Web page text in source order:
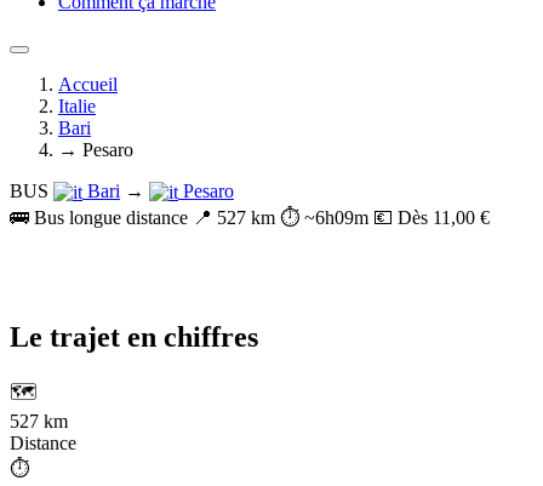
Accueil
Italie
Bari
→ Pesaro
BUS
Bari →
Pesaro
🚌 Bus longue distance 📍 527 km ⏱️ ~6h09m 💶 Dès 11,00 €
Le trajet en chiffres
🗺️
527 km
Distance
⏱️